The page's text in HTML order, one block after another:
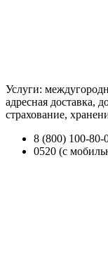
Услуги:
адресная доставка,
страхование,
8 (800) 100-80-
0520 (с